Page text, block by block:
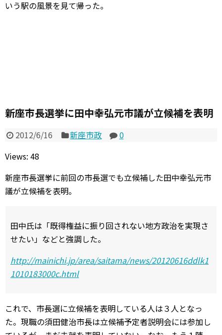
いう駅の風景を見て帰った。
新座市長選挙に田中幸弘元市議が立候補を表明
2012/6/16 新座市政
0
Views: 48
新座市長選挙に前回の市長選でも立候補した田中幸弘元市
議が立候補を表明。
田中氏は「既得権益に振り回されない地方政治を実現さ
せたい」などと強調した。
http://mainichi.jp/area/saitama/news/20120616ddlk1
1010183000c.html
これで、市長選に立候補を表明している人は３人となっ
た。現職の須田健治市長は立候補予定者説明会には参加し